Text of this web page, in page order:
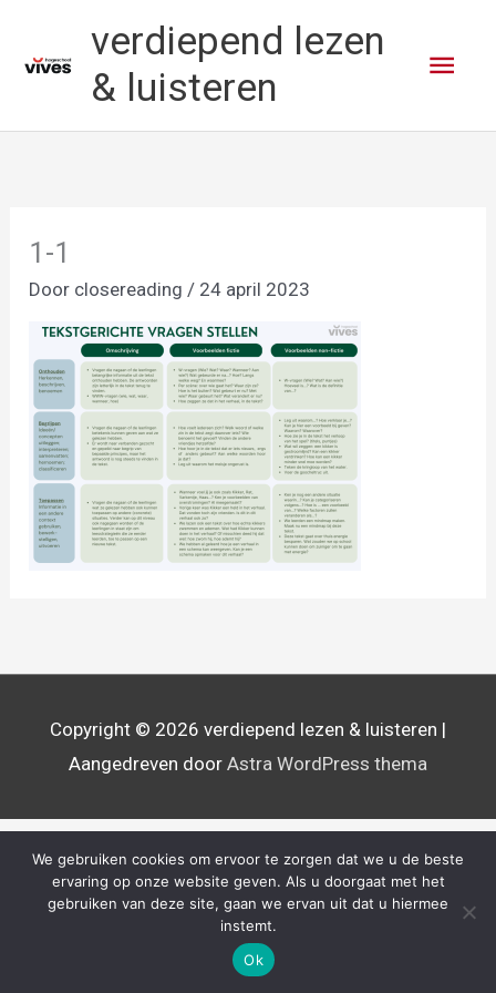
verdiepend lezen
& luisteren
1-1
Door closereading / 24 april 2023
Copyright © 2026 verdiepend lezen & luisteren |
Aangedreven door Astra WordPress thema
We gebruiken cookies om ervoor te zorgen dat we u de beste
ervaring op onze website geven. Als u doorgaat met het
gebruiken van deze site, gaan we ervan uit dat u hiermee
instemt.
Ok